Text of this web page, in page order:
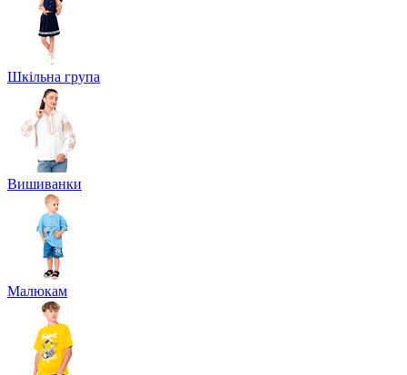
Шкільна група
Вишиванки
Малюкам